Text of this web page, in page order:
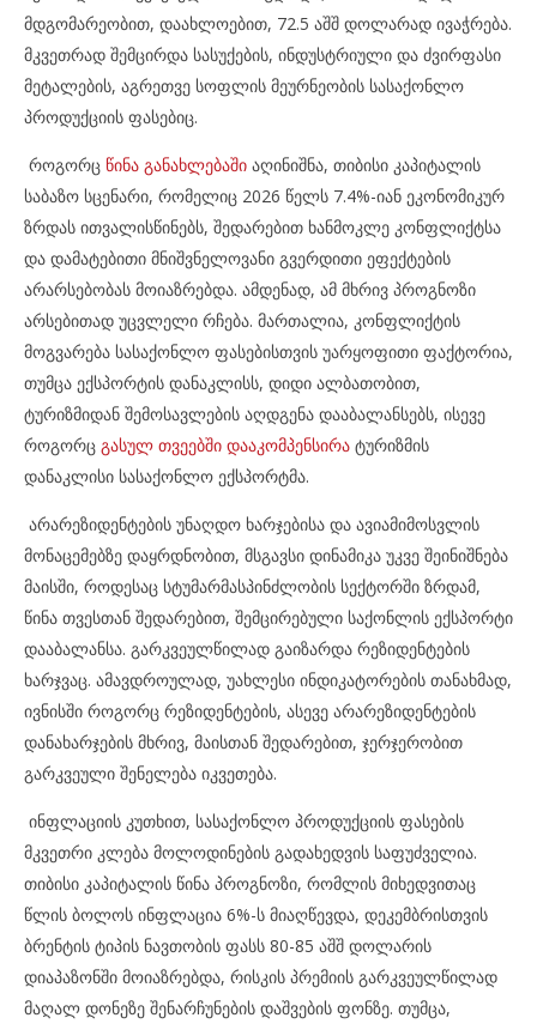
მდგომარეობით, დაახლოებით, 72.5 აშშ დოლარად ივაჭრება.
მკვეთრად შემცირდა სასუქების, ინდუსტრიული და ძვირფასი
მეტალების, აგრეთვე სოფლის მეურნეობის სასაქონლო
პროდუქციის ფასებიც.
როგორც წინა განახლებაში აღინიშნა, თიბისი კაპიტალის
საბაზო სცენარი, რომელიც 2026 წელს 7.4%-იან ეკონომიკურ
ზრდას ითვალისწინებს, შედარებით ხანმოკლე კონფლიქტსა
და დამატებითი მნიშვნელოვანი გვერდითი ეფექტების
არარსებობას მოიაზრებდა. ამდენად, ამ მხრივ პროგნოზი
არსებითად უცვლელი რჩება. მართალია, კონფლიქტის
მოგვარება სასაქონლო ფასებისთვის უარყოფითი ფაქტორია,
თუმცა ექსპორტის დანაკლისს, დიდი ალბათობით,
ტურიზმიდან შემოსავლების აღდგენა დააბალანსებს, ისევე
როგორც გასულ თვეებში დააკომპენსირა ტურიზმის
დანაკლისი სასაქონლო ექსპორტმა.
არარეზიდენტების უნაღდო ხარჯებისა და ავიამიმოსვლის
მონაცემებზე დაყრდნობით, მსგავსი დინამიკა უკვე შეინიშნება
მაისში, როდესაც სტუმარმასპინძლობის სექტორში ზრდამ,
წინა თვესთან შედარებით, შემცირებული საქონლის ექსპორტი
დააბალანსა. გარკვეულწილად გაიზარდა რეზიდენტების
ხარჯვაც. ამავდროულად, უახლესი ინდიკატორების თანახმად,
ივნისში როგორც რეზიდენტების, ასევე არარეზიდენტების
დანახარჯების მხრივ, მაისთან შედარებით, ჯერჯერობით
გარკვეული შენელება იკვეთება.
ინფლაციის კუთხით, სასაქონლო პროდუქციის ფასების
მკვეთრი კლება მოლოდინების გადახედვის საფუძველია.
თიბისი კაპიტალის წინა პროგნოზი, რომლის მიხედვითაც
წლის ბოლოს ინფლაცია 6%-ს მიაღწევდა, დეკემბრისთვის
ბრენტის ტიპის ნავთობის ფასს 80-85 აშშ დოლარის
დიაპაზონში მოიაზრებდა, რისკის პრემიის გარკვეულწილად
მაღალ დონეზე შენარჩუნების დაშვების ფონზე. თუმცა,